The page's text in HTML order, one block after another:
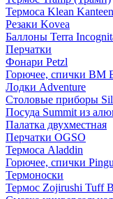
Термоса Klean Kanteen
Резаки Kovea
Баллоны Terra
Перчатки
Фонари Petzl
Горючее, спички BM
Лодки Adventure
Столовые приборы
Посуда Summit из
Палатка двухместная
Перчатки OGSO
Термоса Aladdin
Горючее, спички
Термоноски
Термос Zojirushi Tuff